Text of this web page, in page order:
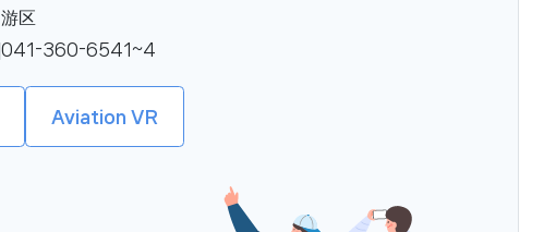
游区
041-360-6541~4
Aviation VR